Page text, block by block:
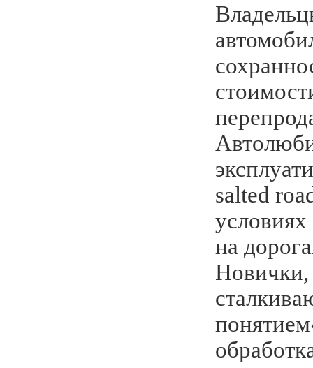
salted
на